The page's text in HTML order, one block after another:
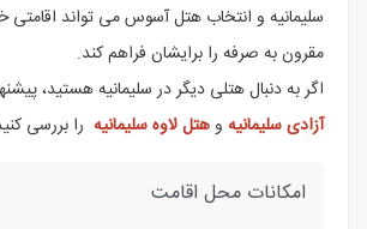
سلیمانیه و انتخاب هتل آسوس می تواند اقامتی
مقرون به صرفه را برایشان فراهم کند.
اگر به دنبال هتلی دیگر در سلیمانیه هستید،
آزادی سلیمانیه وهتل لاوه سلیمانیه را بررسی
امکانات محل اقامت